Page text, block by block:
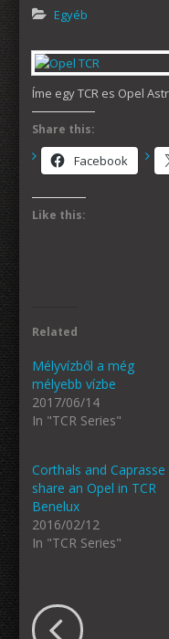
Egyéb
Íme egy TCR es Opel
Share this:
Facebook
Like this:
Related
Mélyvízből a még
mélyebb vízbe
2017/06/14
In "TCR Series"
Corthals and
share an Opel in TCR
Benelux
2016/02/12
In "TCR Series"